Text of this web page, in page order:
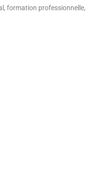
formation professionnelle,